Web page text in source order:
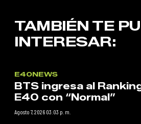
TAMBIÉN TE
INTERESAR:
E40NEWS
BTS ingresa al
E40 con “Normal”
Agosto 7, 2026 03:03 p. m.